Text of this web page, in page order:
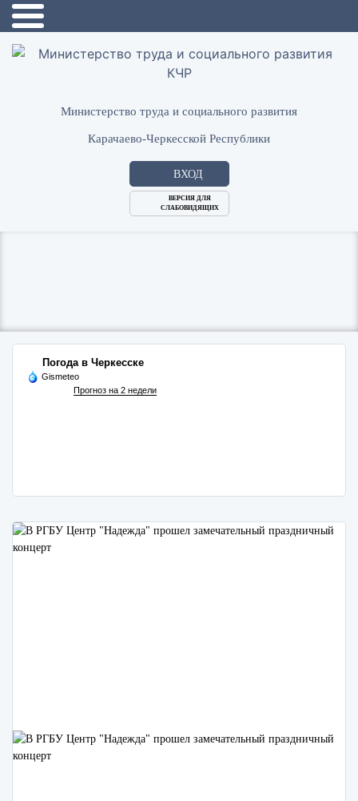
Министерство труда и социального развития
Карачаево-Черкесской Республики
ВХОД
ВЕРСИЯ ДЛЯ
СЛАБОВИДЯЩИХ
Погода в Черкесске
Gismeteo
Прогноз на 2 недели